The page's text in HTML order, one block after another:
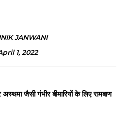
JANWANI
1, 2022
जैसी गंभीर बीमारियों के लिए रामबाण